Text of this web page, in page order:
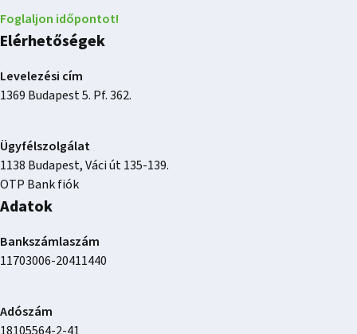
Foglaljon időpontot!
Elérhetőségek
Levelezési cím
1369 Budapest 5. Pf. 362.
Ügyfélszolgálat
1138 Budapest, Váci út 135-139.
OTP Bank fiók
Adatok
Bankszámlaszám
11703006-20411440
Adószám